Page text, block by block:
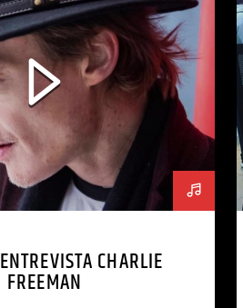
CHARLIE
FREEMAN